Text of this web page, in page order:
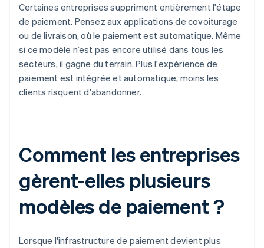
Certaines entreprises suppriment entièrement l'étape
de paiement. Pensez aux applications de covoiturage
ou de livraison, où le paiement est automatique. Même
si ce modèle n’est pas encore utilisé dans tous les
secteurs, il gagne du terrain. Plus l'expérience de
paiement est intégrée et automatique, moins les
clients risquent d'abandonner.
Comment les entreprises
gèrent-elles plusieurs
modèles de paiement ?
Lorsque l'infrastructure de paiement devient plus